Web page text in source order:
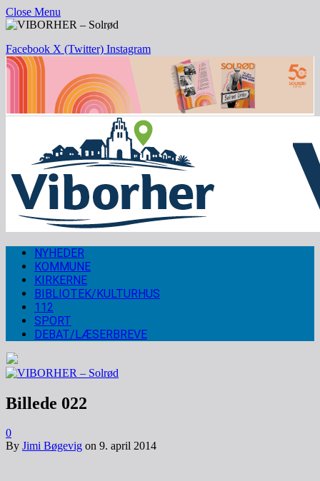
Close Menu
Facebook X (Twitter) Instagram
NYHEDER
KOMMUNE
KIRKERNE
BIBLIOTEK/KULTURHUS
112
SPORT
DEBAT/LÆSERBREVE
Billede 022
0
By Jimi Bøgevig on 9. april 2014